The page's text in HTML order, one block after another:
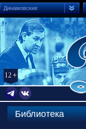
Динамовские
Библиотека